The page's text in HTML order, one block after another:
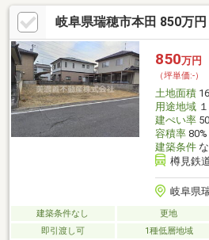
とありませんか。私たちが美濃善不動産
岐阜の不動産エキスパート！土地探しも
産のことならお任せ下さい。■売買保有
岐阜県瑞穂市本田 850万円
850万円
（坪単価:-）
土地面積
用途地域１
建ぺい率
容積率80%
建築条件な
樽見鉄
岐阜県
建築条件なし 更地
即引渡し可
1種低層地域